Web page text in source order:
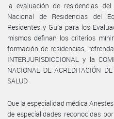
la evaluación de residencias
Nacional de Residencias del
Residentes y Guía para los
mismos definan los criterios
formación de residencias,
INTERJURISDICCIONAL y la
NACIONAL DE ACREDITACIÓN
SALUD.
Que la especialidad médica
de especialidades reconocidas por